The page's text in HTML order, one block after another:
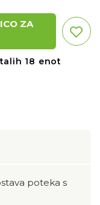
ZA
18 enot
poteka s